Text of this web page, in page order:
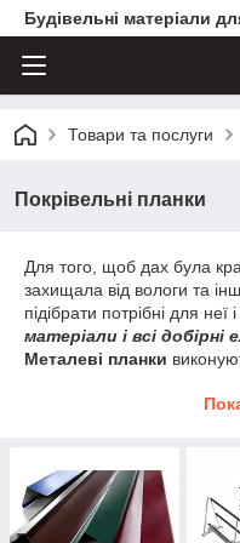
Будівельні матеріали
Товари та послуги
Покрівельні планки
Для того, щоб дах була
захищала від вологи та
підібрати потрібні для неї і
матеріали і всі добірні
Металеві планки
зовнішніх впливів, є
від матеріалу, з якого
– необхідно
види покрівельних